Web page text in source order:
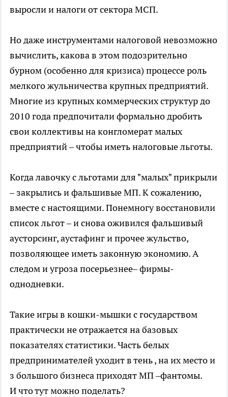
выросли и налоги от сектора МСП.
Но даже инструментами налоговой невозможно
вычислить, какова в этом подозрительно
бурном (особенно для кризиса) процессе роль
мелкого жульничества крупных предприятий.
Многие из крупных коммерческих структур до
2010 года предпочитали формально дробить
свои коллективы на конгломерат малых
предприятий – чтобы иметь налоговые льготы.
Когда лавочку с льготами для "малых" прикрыли
– закрылись и фальшивые МП. К сожалению,
вместе с настоящими. Понемногу восстановили
список льгот – и снова оживился фальшивый
аусторсинг, аустафинг и прочее жульство,
позволяющее иметь законную экономию. А
следом и угроза посерьезнее– фирмы-
однодневки.
Такие игры в кошки-мышки с государством
практически не отражается на базовых
показателях статистики. Часть белых
предпринимателей уходит в тень , на их место и
з большого бизнеса приходят МП –фантомы.
И что тут можно поделать?